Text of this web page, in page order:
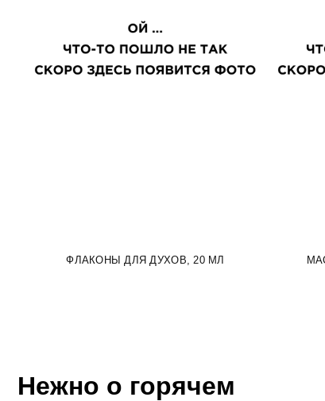
ФЛАКОНЫ ДЛЯ ДУХОВ, 20 МЛ
Нежно о горячем